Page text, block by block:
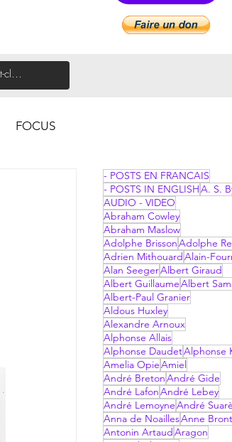
FOCUS
- POSTS EN FRANCAIS
- POSTS IN ENGLISHA. S.
AUDIO - VIDEO
Abraham Cowley
Abraham Maslow
Adolphe BrissonAdolphe
Adrien Mithouard Alain-
Alan SeegerAlbert Giraud
Albert GuillaumeAlbert
Albert-Paul Granier
Aldous Huxley
Alexandre Arnoux
Alphonse Allais
Alphonse DaudetAlphonse
Amelia OpieAmiel
André BretonAndré Gide
André LafonAndré Lebey
André LemoyneAndré
Anna de NoaillesAnne
Antonin Artaud Aragon